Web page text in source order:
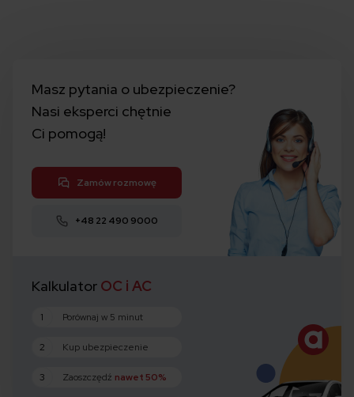
Masz pytania o ubezpieczenie?
Nasi eksperci chętnie
Ci pomogą!
Zamów rozmowę
+48 22 490 9000
Kalkulator OC i AC
1 Porównaj w 5 minut
2 Kup ubezpieczenie
3 Zaoszczędź nawet 50%